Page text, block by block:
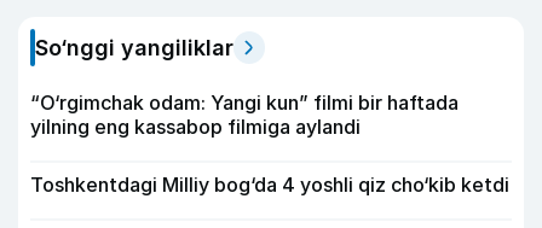
So‘nggi yangiliklar
“O‘rgimchak odam: Yangi kun” filmi bir haftada
yilning eng kassabop filmiga aylandi
Toshkentdagi Milliy bog‘da 4 yoshli qiz cho‘kib ketdi